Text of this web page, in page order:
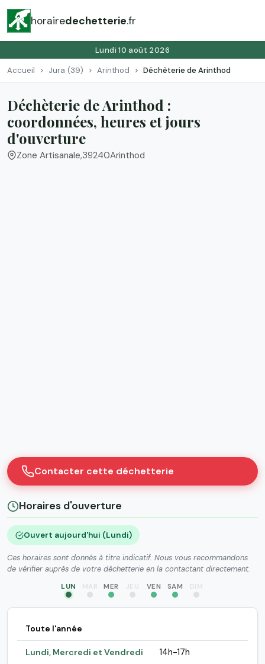
horairedechetterie.fr
Lundi 10 août 2026
Accueil Jura (39) Arinthod Déchèterie de Arinthod
Déchèterie de Arinthod :
coordonnées, heures et jours
d'ouverture
Zone Artisanale,39240Arinthod
Contacter cette déchetterie
Horaires d'ouverture
Ouvert aujourd'hui (Lundi)
Ces horaires sont donnés à titre indicatif. Nous vous recommandons
de vérifier auprès de votre déchetterie en la contactant directement.
LUN MAR MER JEU VEN SAM DIM
Toute l'année
Lundi, Mercredi et Vendredi 14h-17h